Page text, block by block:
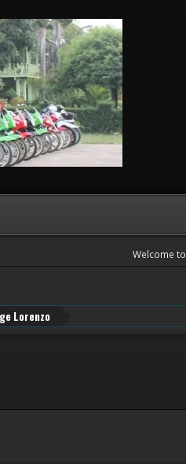
Welcome to
Lorenzo